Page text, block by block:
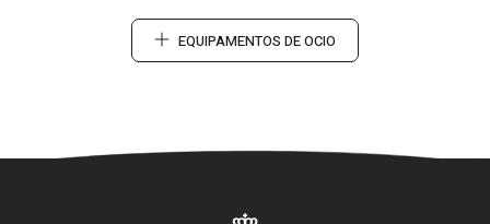
EQUIPAMENTOS DE OCIO